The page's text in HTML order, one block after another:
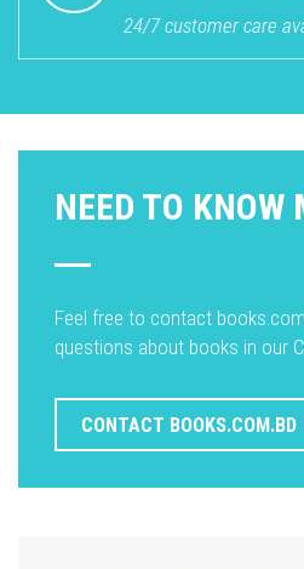
24/7 customer care
NEED TO KNOW
Feel free to contact
questions about books in our
CONTACT BOOKS.COM.BD